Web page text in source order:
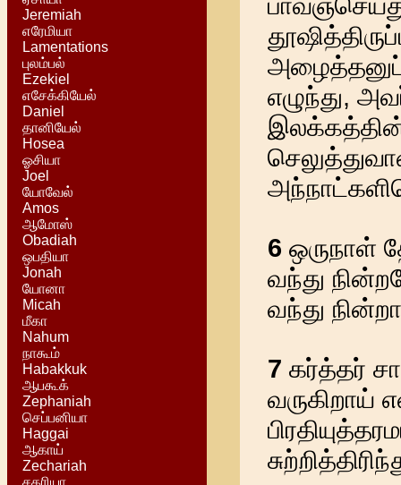
Jeremiah
எரேமியா
Lamentations
புலம்பல்
Ezekiel
எசேக்கியேல்
Daniel
தானியேல்
Hosea
ஓசியா
Joel
யோவேல்
Amos
ஆமோஸ்
Obadiah
ஒபதியா
Jonah
யோனா
Micah
மீகா
Nahum
நாகூம்
Habakkuk
ஆபகூக்
Zephaniah
செப்பனியா
Haggai
ஆகாய்
Zechariah
சகரியா
எழுந்து,
6 ஒருநாள்
வந்து
வந்து
7 கர்த்தர்
வருகிறாய்